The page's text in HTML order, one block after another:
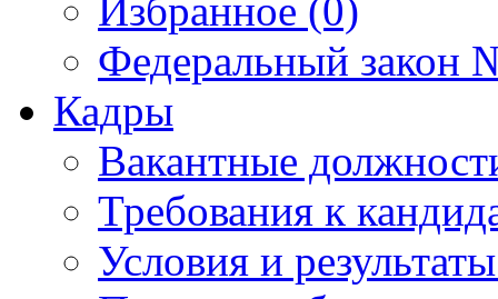
Избранное (0)
Федеральный закон
Кадры
Вакантные
Требования к
Условия и